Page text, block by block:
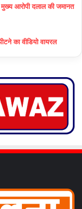
आरोपी दलाल की जमानत
का वीडियो वायरल